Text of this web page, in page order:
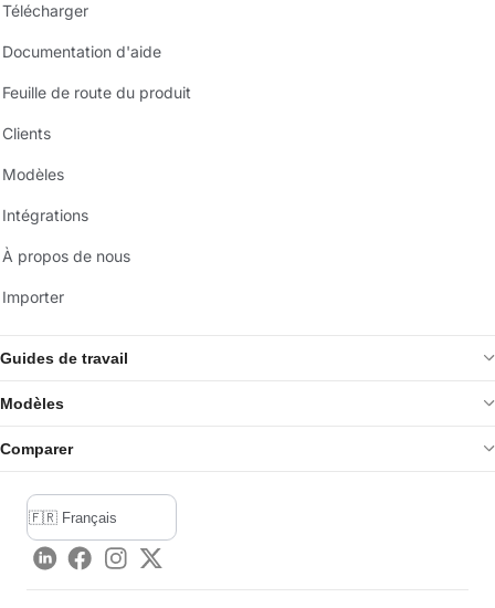
Télécharger
Documentation d'aide
Feuille de route du produit
Clients
Modèles
Intégrations
À propos de nous
Importer
Guides de travail
Modèles
Comparer
LinkedInFacebook
Instagram
Twitter